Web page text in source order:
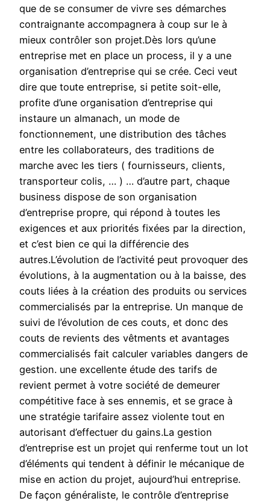
que de se consumer de vivre ses démarches
contraignante accompagnera à coup sur le à
mieux contrôler son projet.Dès lors qu’une
entreprise met en place un process, il y a une
organisation d’entreprise qui se crée. Ceci veut
dire que toute entreprise, si petite soit-elle,
profite d’une organisation d’entreprise qui
instaure un almanach, un mode de
fonctionnement, une distribution des tâches
entre les collaborateurs, des traditions de
marche avec les tiers ( fournisseurs, clients,
transporteur colis, … ) … d’autre part, chaque
business dispose de son organisation
d’entreprise propre, qui répond à toutes les
exigences et aux priorités fixées par la direction,
et c’est bien ce qui la différencie des
autres.L’évolution de l’activité peut provoquer des
évolutions, à la augmentation ou à la baisse, des
couts liées à la création des produits ou services
commercialisés par la entreprise. Un manque de
suivi de l’évolution de ces couts, et donc des
couts de revients des vêtments et avantages
commercialisés fait calculer variables dangers de
gestion. une excellente étude des tarifs de
revient permet à votre société de demeurer
compétitive face à ses ennemis, et se grace à
une stratégie tarifaire assez violente tout en
autorisant d’effectuer du gains.La gestion
d’entreprise est un projet qui renferme tout un lot
d’éléments qui tendent à définir le mécanique de
mise en action du projet, aujourd’hui entreprise.
De façon généraliste, le contrôle d’entreprise